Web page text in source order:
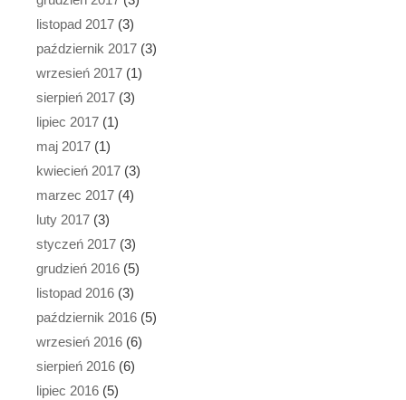
listopad 2017 (3)
październik 2017 (3)
wrzesień 2017 (1)
sierpień 2017 (3)
lipiec 2017 (1)
maj 2017 (1)
kwiecień 2017 (3)
marzec 2017 (4)
luty 2017 (3)
styczeń 2017 (3)
grudzień 2016 (5)
listopad 2016 (3)
październik 2016 (5)
wrzesień 2016 (6)
sierpień 2016 (6)
lipiec 2016 (5)